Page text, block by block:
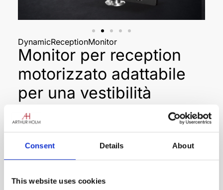
Consent Details About
This website uses cookies
DynamicReceptionMonitor
Monitor per reception
motorizzato adattabile
per una vestibilità
precisa
DynamicReceptionMonitor è un monitor per
che si adatta perfettamente a qualsiasi scrivania.
Offre una rapida regolazione motorizzata
perfetto ambiente di lavoro ergonomico alla